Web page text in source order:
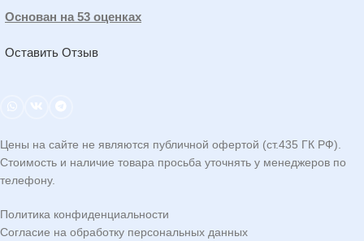
Основан на 53 оценках
Оставить Отзыв
Цены на сайте не являются публичной офертой (ст.435 ГК РФ).
Стоимость и наличие товара просьба уточнять у менеджеров по
телефону.
Политика конфиденциальности
Согласие на обработку персональных данных